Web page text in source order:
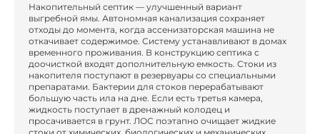
Накопительный септик — улучшенный вариант
выгребной ямы. Автономная канализация сохраняет
отходы до момента, когда ассенизаторская машина не
откачивает содержимое. Систему устанавливают в домах
временного проживания. В конструкцию септика с
доочисткой входят дополнительную емкость. Стоки из
накопителя поступают в резервуары со специальными
препаратами. Бактерии для стоков перерабатывают
большую часть ила на дне. Если есть третья камера,
жидкость поступает в дренажный колодец и
просачивается в грунт. ЛОС поэтапно очищает жидкие